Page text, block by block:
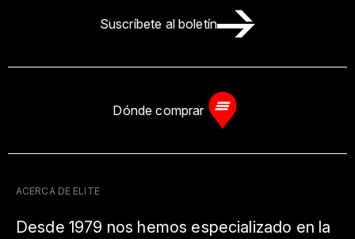
Suscríbete al boletín
Dónde comprar
ACERCA DE ELITE
Desde 1979 nos hemos especializado en la